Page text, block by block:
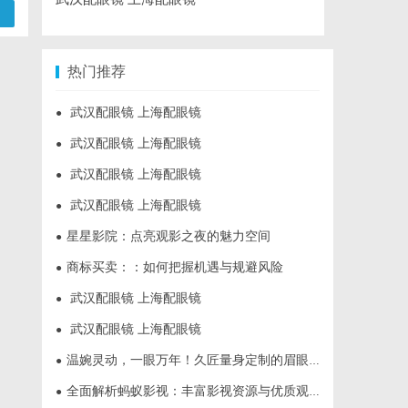
热门推荐
● 武汉配眼镜 上海配眼镜
● 武汉配眼镜 上海配眼镜
● 武汉配眼镜 上海配眼镜
● 武汉配眼镜 上海配眼镜
● 星星影院：点亮观影之夜的魅力空间
● 商标买卖：：如何把握机遇与规避风险
● 武汉配眼镜 上海配眼镜
● 武汉配眼镜 上海配眼镜
● 温婉灵动，一眼万年！久匠量身定制的眉眼唇，才是你整张脸的点睛之笔！淡颜系女生的气质加分项
● 全面解析蚂蚁影视：丰富影视资源与优质观影体验的新时代平台